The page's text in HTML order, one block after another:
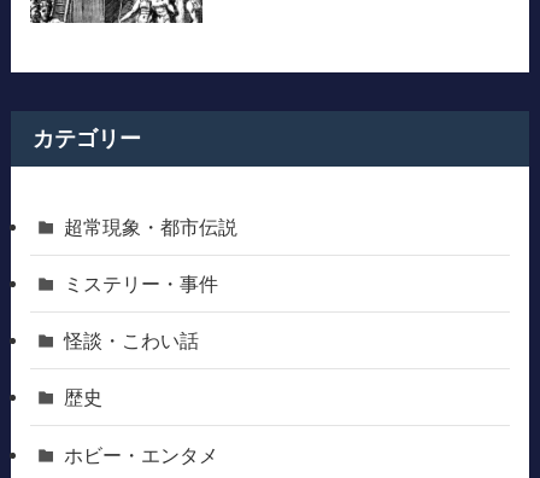
カテゴリー
超常現象・都市伝説
ミステリー・事件
怪談・こわい話
歴史
ホビー・エンタメ